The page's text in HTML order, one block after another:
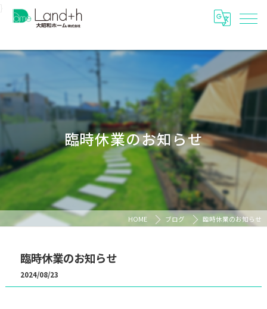
臨時休業のお知らせ
HOME ブログ 臨時休業のお知らせ
臨時休業のお知らせ
2024/08/23